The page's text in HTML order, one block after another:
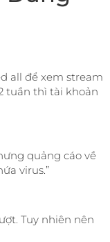
all để xem stream
tuần thì tài khoản
quảng cáo về
virus.”
Tuy nhiên nên